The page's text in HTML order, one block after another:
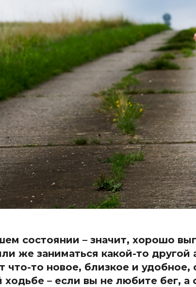
состоянии – значит, хорошо
же заниматься какой-то
то новое, близкое и удобное,
ходьбе – если вы не любите бег,